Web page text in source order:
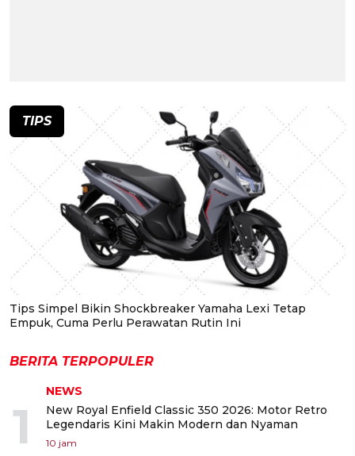
TIPS
Tips Simpel Bikin Shockbreaker Yamaha Lexi Tetap
Empuk, Cuma Perlu Perawatan Rutin Ini
BERITA TERPOPULER
1
NEWS
New Royal Enfield Classic 350 2026: Motor Retro
Legendaris Kini Makin Modern dan Nyaman
10 jam